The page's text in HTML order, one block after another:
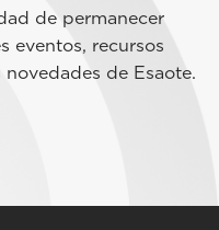
de permanecer
eventos, recursos
de Esaote.